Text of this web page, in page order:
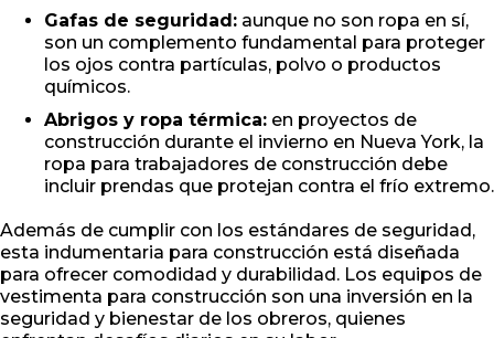
Gafas de seguridad: aunque no son ropa en sí,
son un complemento fundamental para proteger
los ojos contra partículas, polvo o productos
químicos.
Abrigos y ropa térmica: en proyectos de
construcción durante el invierno en Nueva York, la
ropa para trabajadores de construcción debe
incluir prendas que protejan contra el frío extremo.
Además de cumplir con los estándares de seguridad,
esta indumentaria para construcción está diseñada
para ofrecer comodidad y durabilidad. Los equipos de
vestimenta para construcción son una inversión en la
seguridad y bienestar de los obreros, quienes